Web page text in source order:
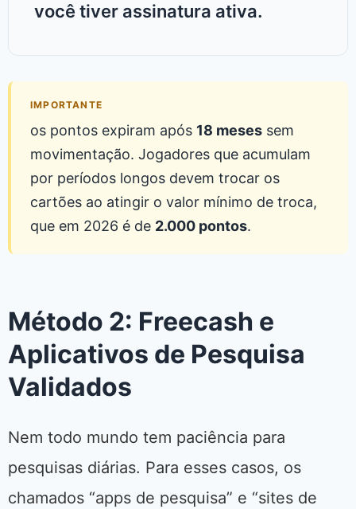
você tiver assinatura ativa.
IMPORTANTE
os pontos expiram após 18 meses sem
movimentação. Jogadores que acumulam
por períodos longos devem trocar os
cartões ao atingir o valor mínimo de troca,
que em 2026 é de 2.000 pontos.
Método 2: Freecash e
Aplicativos de Pesquisa
Validados
Nem todo mundo tem paciência para
pesquisas diárias. Para esses casos, os
chamados “apps de pesquisa” e “sites de